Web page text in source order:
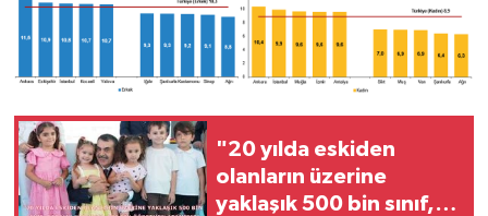
"20 yılda eskiden
olanların üzerine
yaklaşık 500 bin sınıf,